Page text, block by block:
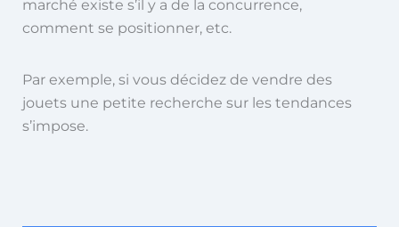
marché existe s’il y a de la concurrence,
comment se positionner, etc.
Par exemple, si vous décidez de vendre des
jouets une petite recherche sur les tendances
s’impose.